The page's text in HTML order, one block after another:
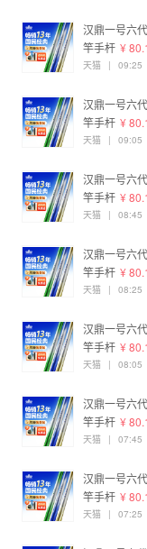
汉鼎一号六
竿手杆 ¥
天猫 | 09:25
汉鼎一号六
竿手杆 ¥
天猫 | 09:05
汉鼎一号六
竿手杆 ¥
天猫 | 08:45
汉鼎一号六
竿手杆 ¥
天猫 | 08:25
汉鼎一号六
竿手杆 ¥
天猫 | 08:05
汉鼎一号六
竿手杆 ¥
天猫 | 07:45
汉鼎一号六
竿手杆 ¥
天猫 | 07:25